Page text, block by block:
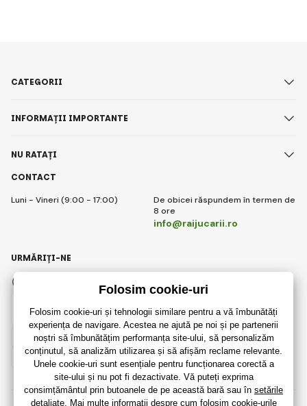
CONTACT
Luni - Vineri (9:00 - 17:00)
De obicei răspundem în termen de
8 ore
info@raijucarii.ro
CATEGORII
INFORMAȚII IMPORTANTE
NU RATAȚI
Romanian
URMĂRIȚI-NE
Instagram